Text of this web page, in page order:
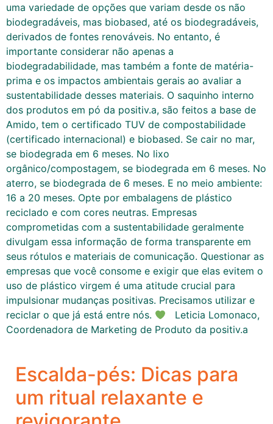
uma variedade de opções que variam desde os não
biodegradáveis, mas biobased, até os biodegradáveis,
derivados de fontes renováveis. No entanto, é
importante considerar não apenas a
biodegradabilidade, mas também a fonte de matéria-
prima e os impactos ambientais gerais ao avaliar a
sustentabilidade desses materiais. O saquinho interno
dos produtos em pó da positiv.a, são feitos a base de
Amido, tem o certificado TUV de compostabilidade
(certificado internacional) e biobased. Se cair no mar,
se biodegrada em 6 meses. No lixo
orgânico/compostagem, se biodegrada em 6 meses. No
aterro, se biodegrada de 6 meses. E no meio ambiente:
16 a 20 meses. Opte por embalagens de plástico
reciclado e com cores neutras. Empresas
comprometidas com a sustentabilidade geralmente
divulgam essa informação de forma transparente em
seus rótulos e materiais de comunicação. Questionar as
empresas que você consome e exigir que elas evitem o
uso de plástico virgem é uma atitude crucial para
impulsionar mudanças positivas. Precisamos utilizar e
reciclar o que já está entre nós.
Leticia Lomonaco,
Coordenadora de Marketing de Produto da positiv.a
Escalda-pés: Dicas para
um ritual relaxante e